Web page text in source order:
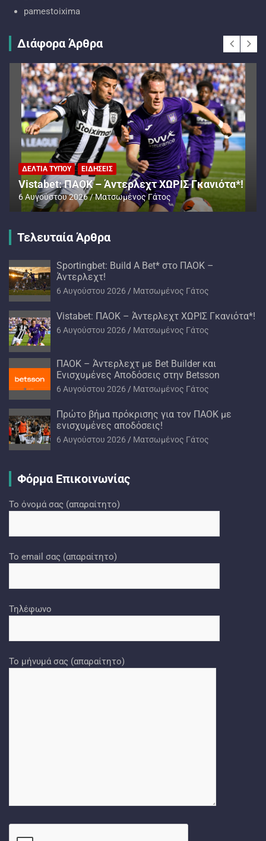
pamestoixima
Διάφορα Άρθρα
ΔΕΛΤΊΑ ΤΎΠΟΥ ΕΙΔΉΣΕΙΣ
Vistabet: ΠΑΟΚ – Άντερλεχτ ΧΩΡΙΣ Γκανιότα*!
6 Αυγούστου 2026 Ματσωμένος Γάτος
Τελευταία Άρθρα
Sportingbet: Build A Bet* στο ΠΑΟΚ –
Άντερλεχτ!
6 Αυγούστου 2026 Ματσωμένος Γάτος
Vistabet: ΠΑΟΚ – Άντερλεχτ ΧΩΡΙΣ Γκανιότα*!
6 Αυγούστου 2026 Ματσωμένος Γάτος
ΠΑΟΚ – Άντερλεχτ με Bet Builder και
Ενισχυμένες Αποδόσεις στην Betsson
6 Αυγούστου 2026 Ματσωμένος Γάτος
Πρώτο βήμα πρόκρισης για τον ΠΑΟΚ με
ενισχυμένες αποδόσεις!
6 Αυγούστου 2026 Ματσωμένος Γάτος
Φόρμα Επικοινωνίας
Το όνομά σας (απαραίτητο)
Το email σας (απαραίτητο)
Τηλέφωνο
Το μήνυμά σας (απαραίτητο)